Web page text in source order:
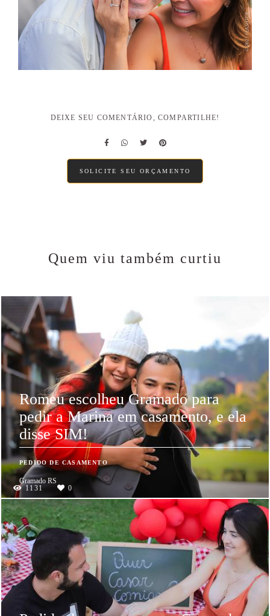
DEIXE SEU COMENTÁRIO, COMPARTILHE!
SOLICITE SEU ORÇAMENTO
Quem viu também curtiu
Romeu escolheu Gramado para
pedir a Marina em casamento, e ela
disse SIM!
PEDIDO DE CASAMENTO
Gramado RS
1131
0